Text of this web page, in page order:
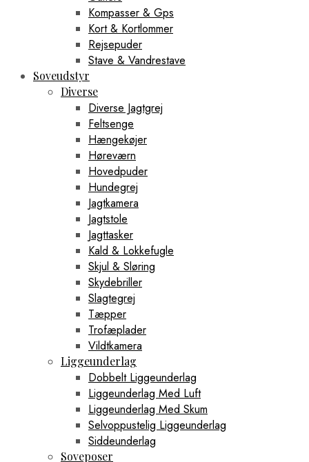
Kompasser & Gps
Kort & Kortlommer
Rejsepuder
Stave & Vandrestave
Soveudstyr
Diverse
Diverse Jagtgrej
Feltsenge
Hængekøjer
Høreværn
Hovedpuder
Hundegrej
Jagtkamera
Jagtstole
Jagttasker
Kald & Lokkefugle
Skjul & Sløring
Skydebriller
Slagtegrej
Tæpper
Trofæplader
Vildtkamera
Liggeunderlag
Dobbelt Liggeunderlag
Liggeunderlag Med Luft
Liggeunderlag Med Skum
Selvoppustelig Liggeunderlag
Siddeunderlag
Soveposer